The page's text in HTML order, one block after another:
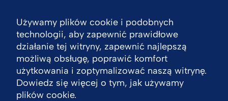
Używamy plików cookie i podobnych
technologii, aby zapewnić prawidłowe
działanie tej witryny, zapewnić najlepszą
możliwą obsługę, poprawić komfort
użytkowania i zoptymalizować naszą witrynę.
Dowiedz się więcej o tym, jak używamy
plików cookie.